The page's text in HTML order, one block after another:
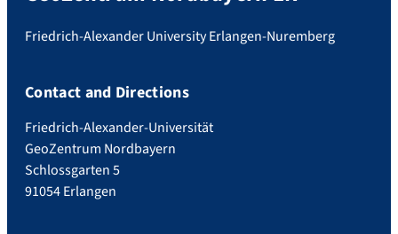
Friedrich-Alexander University Erlangen-Nuremberg
Contact and Directions
Friedrich-Alexander-Universität
GeoZentrum Nordbayern
Schlossgarten 5
91054 Erlangen